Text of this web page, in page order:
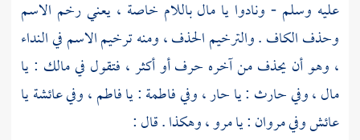
عليه وسلم - ونادوا يا مال باللام خاصة ، يعني رخم الاسم
وحذف الكاف . والترخيم الحذف ، ومنه ترخيم الاسم في النداء
، وهو أن يحذف من آخره حرف أو أكثر ، فتقول في مالك : يا
مال ، وفي حارث : يا حار ، وفي فاطمة : يا فاطم ، وفي عائشة يا
عائش وفي مروان : يا مرو ، وهكذا . قال :